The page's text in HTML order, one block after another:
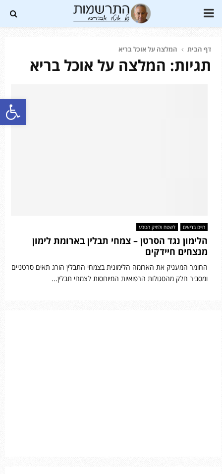
פתח סרגל נגישות
PRIMARY
דף הבית המלצה על אוכל בריא
תגיות: המלצה על אוכל בריא
חיים בריאים לשטח ולחיק הטבע
הלימון נגד הסרטן – צמחי תבלין בארומת לימון
מנצחים חיידקים
החומר המעניק את הארומה הלימונית בצמחי התבלין הורג תאים סרטניים
ומסביר חלק מהסגולות הרפואיות המיוחסות לצמחי תבלין...